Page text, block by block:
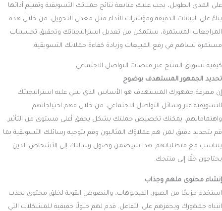
على المدى الطويل، يجب عليك متابعة نتائج حملاتك التسويقية وتقييم أدائها
بناءً على البيانات الدقيقة ومؤشرات الأداء مثل معدل التحويل. من خلال هذه
المراجعات المستمرة، ستتمكن من تعديل استراتيجياتك وتحقيق تحسينات
مستمرة تساهم في رفع المبيعات وزيادة كفاءة حملاتك التسويقية.
كيفية تسويق المنتج عبر منصات التواصل الاجتماعي
تحديد الجمهور المستهدف بوضوح
إن معرفة جمهورك المستهدف هو الأساس الذي تبني عليه استراتيجيتك
التسويقية عبر وسائل التواصل الاجتماعي. من خلال فهم احتياجاتهم
واهتماماتهم، يمكنك تخصيص حملتك بشكل يحقق أعلى مستوى من التأثير.
قم بتحديد دقيق لمن هم عملاؤك المثاليون وقم بتوجيه رسائلك التسويقية بما
يتناسب مع متطلباتهم. هذا سيضمن وصول رسالتك إلى الأشخاص الذين
يحتاجون حقًا إلى منتجك.
إنشاء محتوى ملهم وجذاب
استخدم مزيجًا من الصور، الفيديوهات، والنصوص القوية لخلق محتوى يجذب
انتباه جمهورك ويحفزهم على التفاعل. قدم لهم حلولًا حقيقية للمشكلات التي